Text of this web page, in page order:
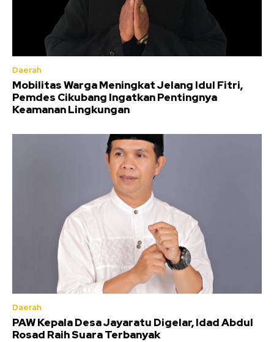
Daerah
Mobilitas Warga Meningkat Jelang Idul Fitri,
Pemdes Cikubang Ingatkan Pentingnya
Keamanan Lingkungan
Daerah
PAW Kepala Desa Jayaratu Digelar, Idad Abdul
Rosad Raih Suara Terbanyak